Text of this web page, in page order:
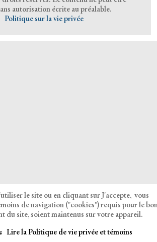
autorisation écrite au préalable.
Politique sur la vie privée
le site ou en cliquant sur J'accepte, vous
de navigation ("cookies") requis pour le
du site, soient maintenus sur votre appareil.
Lire la Politique de vie privée et témoins